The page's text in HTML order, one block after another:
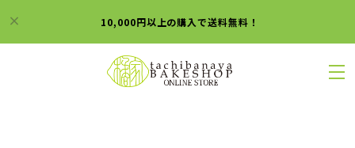
10,000円以上の購入で送料無料！